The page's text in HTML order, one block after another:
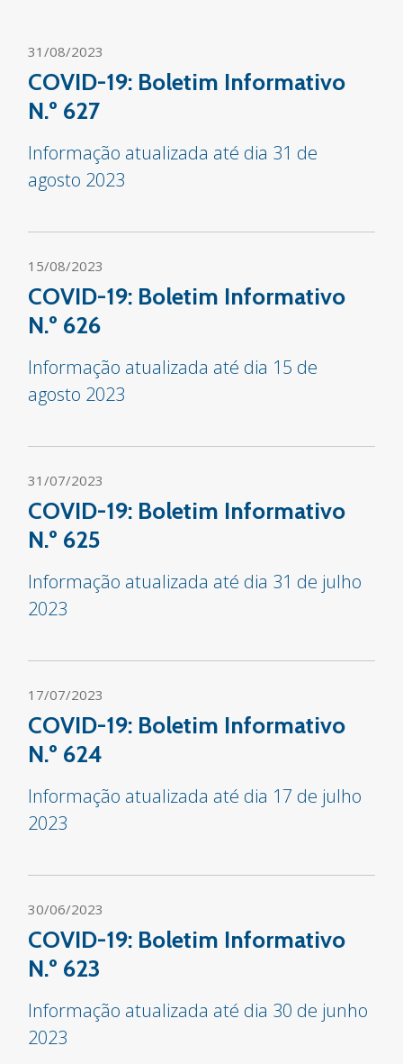
31/08/2023
COVID-19: Boletim Informativo
N.º 627
Informação atualizada até dia 31 de
agosto 2023
15/08/2023
COVID-19: Boletim Informativo
N.º 626
Informação atualizada até dia 15 de
agosto 2023
31/07/2023
COVID-19: Boletim Informativo
N.º 625
Informação atualizada até dia 31 de julho
2023
17/07/2023
COVID-19: Boletim Informativo
N.º 624
Informação atualizada até dia 17 de julho
2023
30/06/2023
COVID-19: Boletim Informativo
N.º 623
Informação atualizada até dia 30 de junho
2023